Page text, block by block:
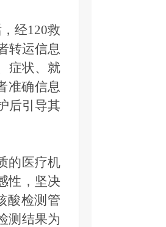
经120救
转运信息
症状、就
准确信息
后引导其
的医疗机
性，坚决
酸检测管
测结果为